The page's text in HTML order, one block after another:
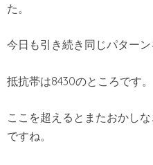
た。
今日も引き続き同じパターン
抵抗帯は8430のところです。
ここを超えるとまたおかし
ですね。